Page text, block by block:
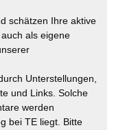
schätzen Ihre aktive
als eigene
Unterstellungen,
und Links. Solche
werden
bei TE liegt. Bitte